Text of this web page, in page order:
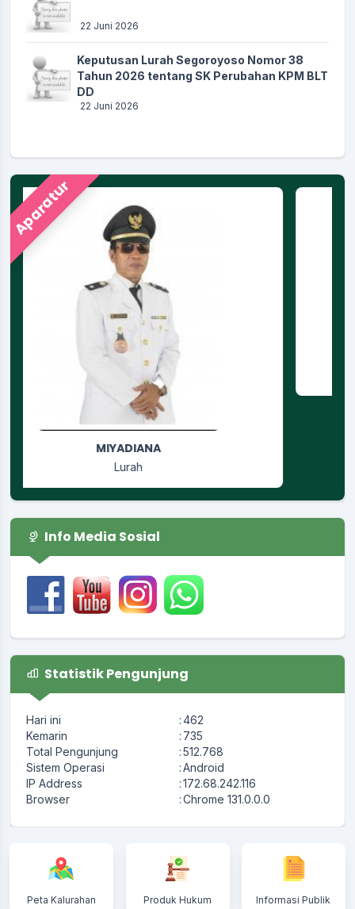
22 Juni 2026
Keputusan Lurah Segoroyoso Nomor 38
Tahun 2026 tentang SK Perubahan KPM BLT
DD
22 Juni 2026
Aparatur
RUSGIYANTI
Jagabaya
Info Media Sosial
Statistik Pengunjung
Hari ini :462
Kemarin
: 735
Total Pengunjung
:512.768
Sistem Operasi
:Android
IP Address
:172.68.242.116
Browser
:Chrome 131.0.0.0
Peta Kalurahan Produk Hukum Informasi Publik